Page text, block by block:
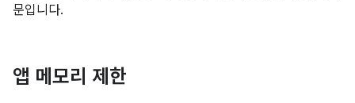
문입니다.
앱 메모리 제한